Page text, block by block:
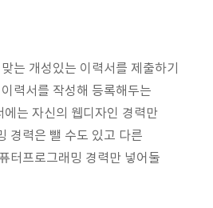
는 개성있는 이력서를 제출하기
력서를 작성해 등록해두는
는 자신의 웹디자인 경력만
경력은 뺄 수도 있고 다른
터프로그래밍 경력만 넣어둘